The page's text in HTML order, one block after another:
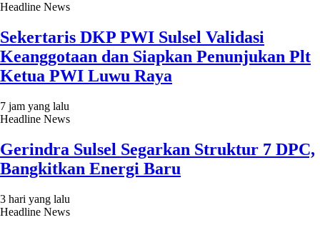
Headline News
Sekertaris DKP PWI Sulsel Validasi
Keanggotaan dan Siapkan Penunjukan Plt
Ketua PWI Luwu Raya
7 jam yang lalu
Headline News
Gerindra Sulsel Segarkan Struktur 7 DPC,
Bangkitkan Energi Baru
3 hari yang lalu
Headline News